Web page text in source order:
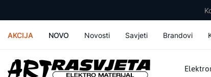
AKCIJA NOVO Novosti Savjeti Brandovi